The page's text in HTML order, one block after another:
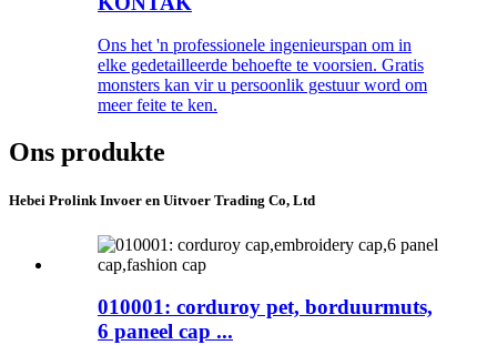
Ons het 'n professionele ingenieurspan om in
elke gedetailleerde behoefte te voorsien. Gratis
monsters kan vir u persoonlik gestuur word om
meer feite te ken.
Ons produkte
Hebei Prolink Invoer en Uitvoer Trading Co, Ltd
010001: corduroy pet, borduurmuts,
6 paneel cap ...